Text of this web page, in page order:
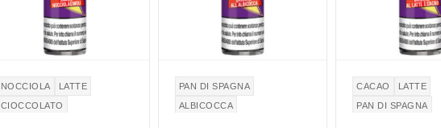
NOCCIOLA
LATTE
CIOCCOLATO
PAN DI SPAGNA
ALBICOCCA
CACAO
LATTE
PAN DI SPAGNA